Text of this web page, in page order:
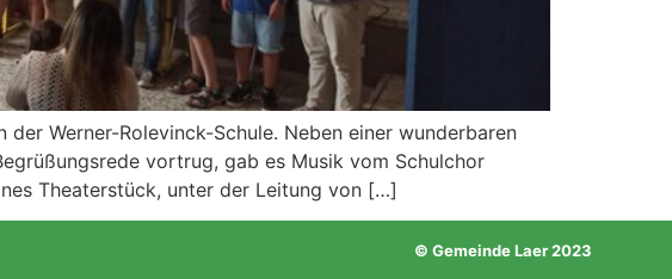
Werner-Rolevinck-Schule. Neben einer wunderbaren
vortrug, gab es Musik vom Schulchor
Theaterstück, unter der Leitung von […]
© Gemeinde Laer 2023